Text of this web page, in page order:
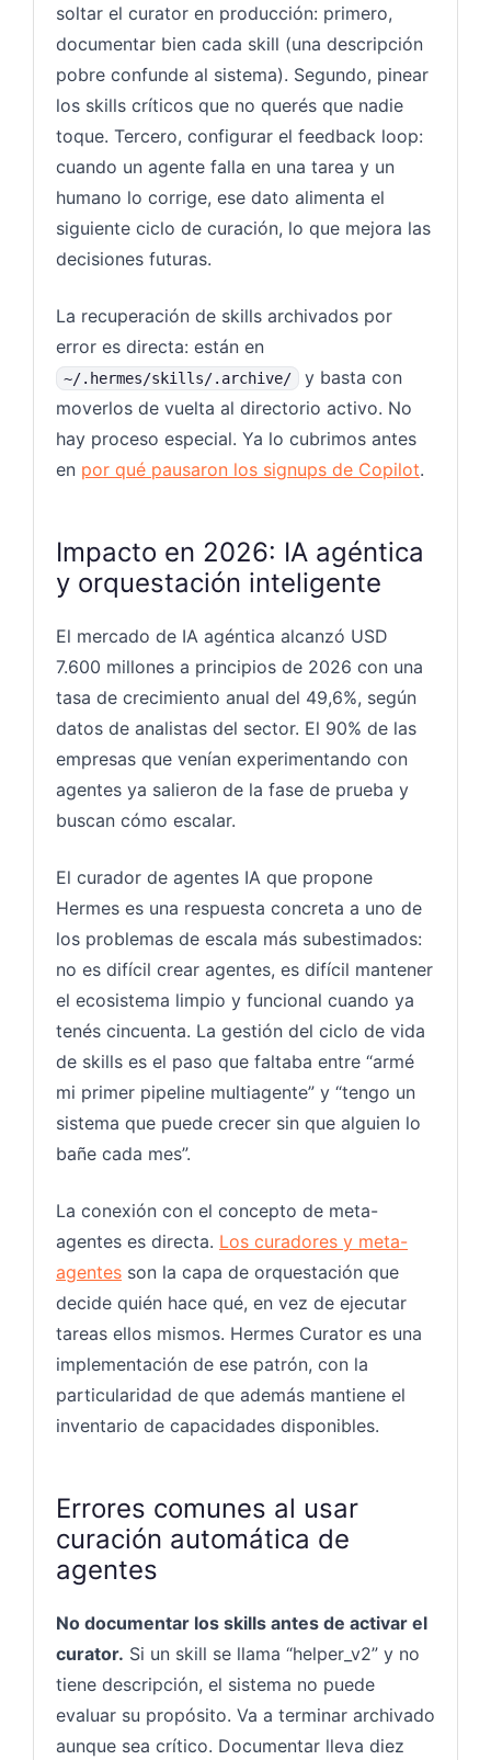
soltar el curator en producción: primero,
documentar bien cada skill (una descripción
pobre confunde al sistema). Segundo, pinear
los skills críticos que no querés que nadie
toque. Tercero, configurar el feedback loop:
cuando un agente falla en una tarea y un
humano lo corrige, ese dato alimenta el
siguiente ciclo de curación, lo que mejora las
decisiones futuras.
La recuperación de skills archivados por
error es directa: están en
~/.hermes/skills/.archive/
y basta con
moverlos de vuelta al directorio activo. No
hay proceso especial. Ya lo cubrimos antes
en por qué pausaron los signups de Copilot.
Impacto en 2026: IA agéntica
y orquestación inteligente
El mercado de IA agéntica alcanzó USD
7.600 millones a principios de 2026 con una
tasa de crecimiento anual del 49,6%, según
datos de analistas del sector. El 90% de las
empresas que venían experimentando con
agentes ya salieron de la fase de prueba y
buscan cómo escalar.
El curador de agentes IA que propone
Hermes es una respuesta concreta a uno de
los problemas de escala más subestimados:
no es difícil crear agentes, es difícil mantener
el ecosistema limpio y funcional cuando ya
tenés cincuenta. La gestión del ciclo de vida
de skills es el paso que faltaba entre “armé
mi primer pipeline multiagente” y “tengo un
sistema que puede crecer sin que alguien lo
bañe cada mes”.
La conexión con el concepto de meta-
agentes es directa. Los curadores y meta-
agentes son la capa de orquestación que
decide quién hace qué, en vez de ejecutar
tareas ellos mismos. Hermes Curator es una
implementación de ese patrón, con la
particularidad de que además mantiene el
inventario de capacidades disponibles.
Errores comunes al usar
curación automática de
agentes
No documentar los skills antes de activar el
curator. Si un skill se llama “helper_v2” y no
tiene descripción, el sistema no puede
evaluar su propósito. Va a terminar archivado
aunque sea crítico. Documentar lleva diez